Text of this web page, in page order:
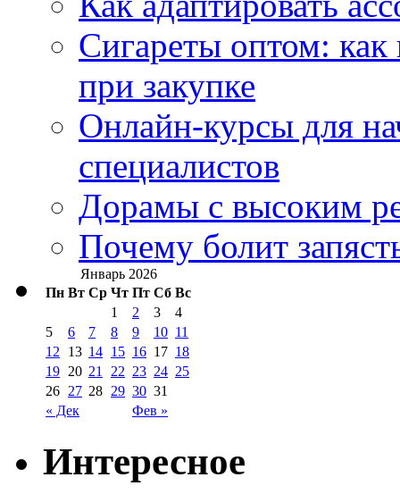
Сигареты оптом:
при закупке
Онлайн-курсы для
специалистов
Дорамы с высоким
Почему болит
Январь 2026
Пн Вт Ср Чт Пт Сб Вс
« Дек Фев »
1 2 3
4
5
6 7 8 9 10 11
12
13 14 15 16 17 18
19 20 21 22 23 24 25
26 27 28 29 30 31
Интересное